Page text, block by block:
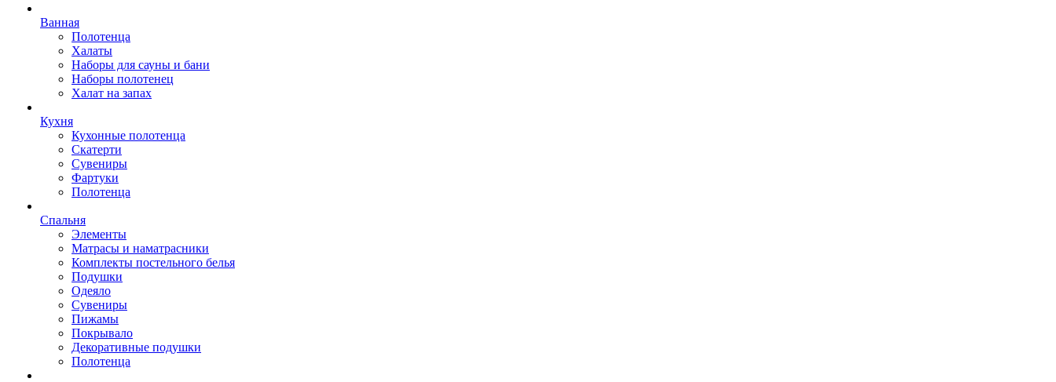
Ванная
Полотенца
Халаты
Наборы для сауны и бани
Наборы полотенец
Халат на запах
Кухня
Кухонные полотенца
Скатерти
Сувениры
Фартуки
Полотенца
Спальня
Элементы
Матрасы и наматрасники
Комплекты постельного белья
Подушки
Одеяло
Сувениры
Пижамы
Покрывало
Декоративные подушки
Полотенца